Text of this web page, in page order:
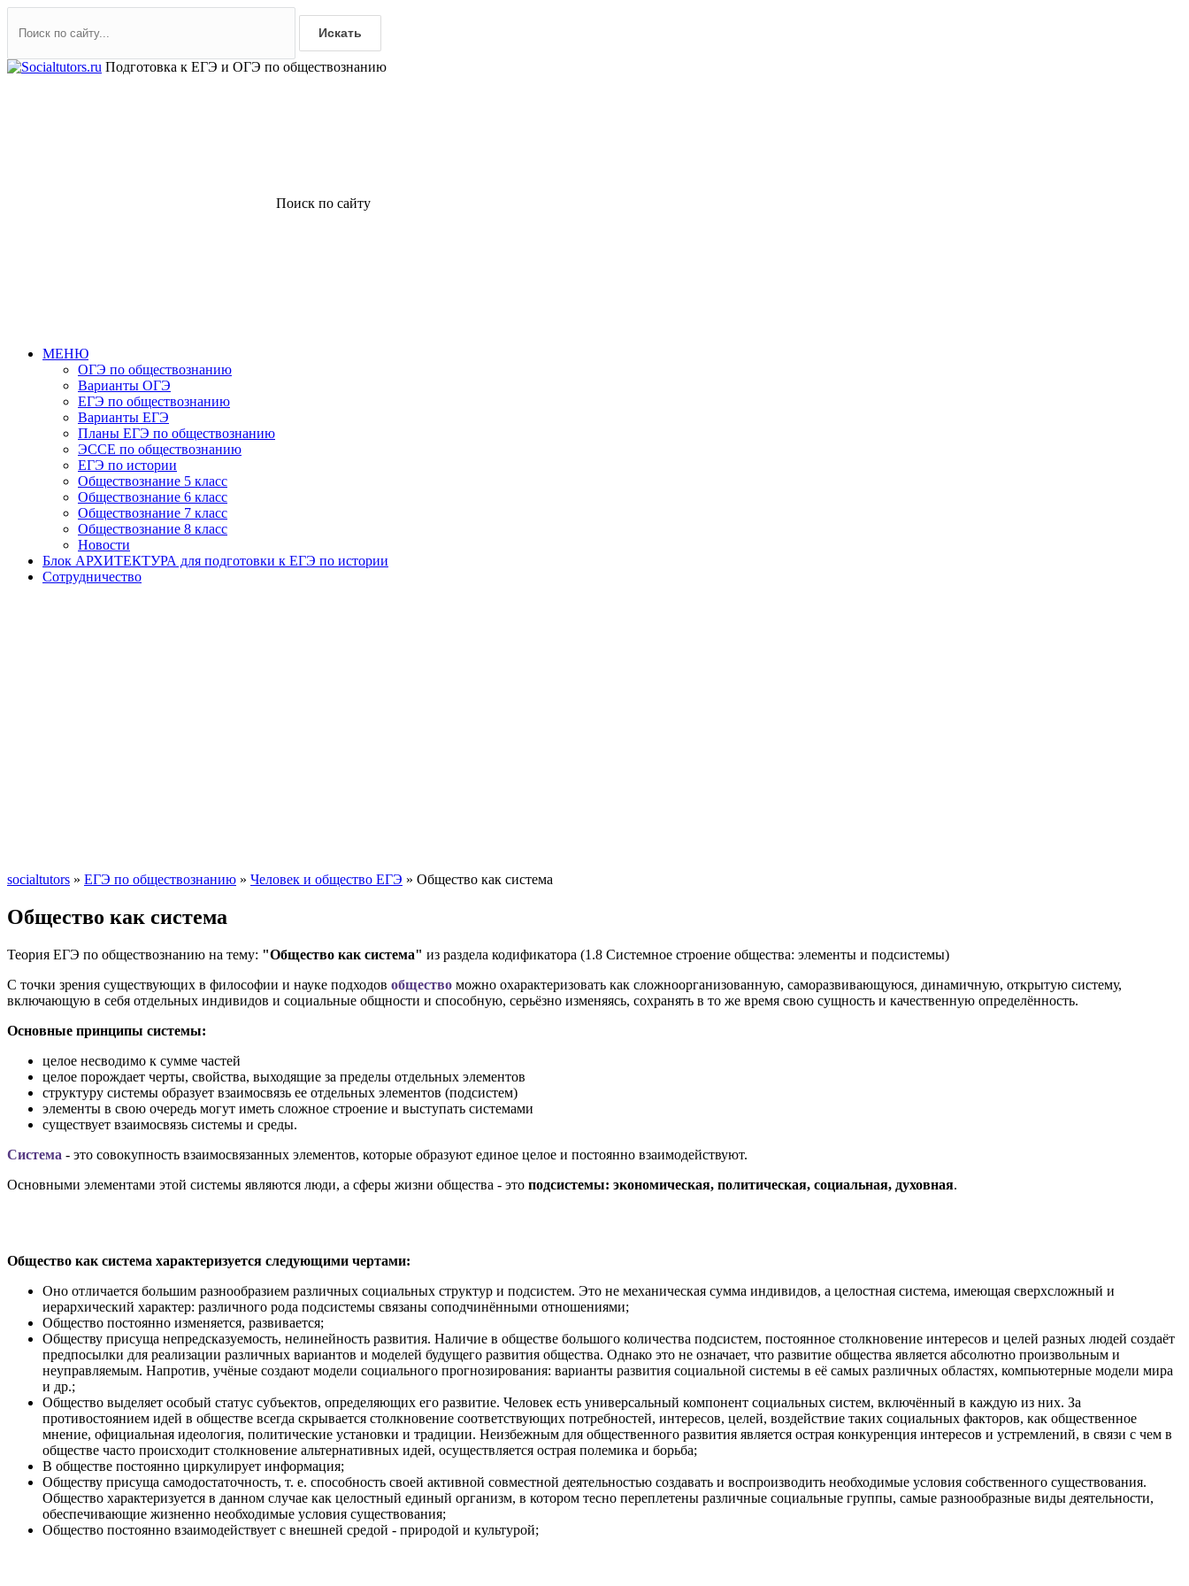
Искать
Подготовка к ЕГЭ и ОГЭ по обществознанию
Поиск по сайту
МЕНЮ
ОГЭ по обществознанию
Варианты ОГЭ
ЕГЭ по обществознанию
Варианты ЕГЭ
Планы ЕГЭ по обществознанию
ЭССЕ по обществознанию
ЕГЭ по истории
Обществознание 5 класс
Обществознание 6 класс
Обществознание 7 класс
Обществознание 8 класс
Новости
Блок АРХИТЕКТУРА для подготовки к ЕГЭ по истории
Сотрудничество
socialtutors » ЕГЭ по обществознанию » Человек и общество ЕГЭ » Общество как система
Общество как система
Теория ЕГЭ по обществознанию на тему: "Общество как система" из раздела кодификатора (1.8 Системное строение общества: элементы и подсистемы)
С точки зрения существующих в философии и науке подходов общество можно охарактеризовать как сложноорганизованную, саморазвивающуюся, динамичную, открытую систему,
включающую в себя отдельных индивидов и социальные общности и способную, серьёзно изменяясь, сохранять в то же время свою сущность и качественную определённость.
Основные принципы системы:
целое несводимо к сумме частей
целое порождает черты, свойства, выходящие за пределы отдельных элементов
структуру системы образует взаимосвязь ее отдельных элементов (подсистем)
элементы в свою очередь могут иметь сложное строение и выступать системами
существует взаимосвязь системы и среды.
Система - это совокупность взаимосвязанных элементов, которые образуют единое целое и постоянно взаимодействуют.
Основными элементами этой системы являются люди, а сферы жизни общества - это подсистемы: экономическая, политическая, социальная, духовная.
Общество как система характеризуется следующими чертами:
Оно отличается большим разнообразием различных социальных структур и подсистем. Это не механическая сумма индивидов, а целостная система, имеющая сверхсложный и
иерархический характер: различного рода подсистемы связаны соподчинёнными отношениями;
Общество постоянно изменяется, развивается;
Обществу присуща непредсказуемость, нелинейность развития. Наличие в обществе большого количества подсистем, постоянное столкновение интересов и целей разных людей создаёт
предпосылки для реализации различных вариантов и моделей будущего развития общества. Однако это не означает, что развитие общества является абсолютно произвольным и
неуправляемым. Напротив, учёные создают модели социального прогнозирования: варианты развития социальной системы в её самых различных областях, компьютерные модели мира
и др.;
Общество выделяет особый статус субъектов, определяющих его развитие. Человек есть универсальный компонент социальных систем, включённый в каждую из них. За
противостоянием идей в обществе всегда скрывается столкновение соответствующих потребностей, интересов, целей, воздействие таких социальных факторов, как общественное
мнение, официальная идеология, политические установки и традиции. Неизбежным для общественного развития является острая конкуренция интересов и устремлений, в связи с чем в
обществе часто происходит столкновение альтернативных идей, осуществляется острая полемика и борьба;
В обществе постоянно циркулирует информация;
Обществу присуща самодостаточность, т. е. способность своей активной совместной деятельностью создавать и воспроизводить необходимые условия собственного существования.
Общество характеризуется в данном случае как целостный единый организм, в котором тесно переплетены различные социальные группы, самые разнообразные виды деятельности,
обеспечивающие жизненно необходимые условия существования;
Общество постоянно взаимодействует с внешней средой - природой и культурой;